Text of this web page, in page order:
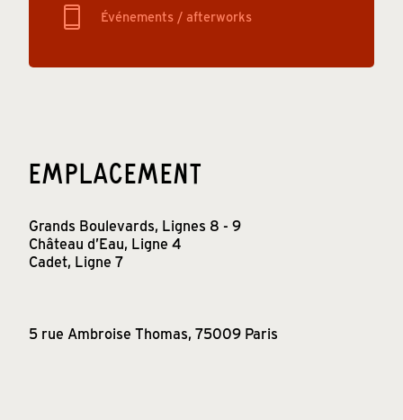
Événements / afterworks
EMPLACEMENT
Grands Boulevards, Lignes 8 - 9
Château d’Eau, Ligne 4
Cadet, Ligne 7
5 rue Ambroise Thomas, 75009 Paris